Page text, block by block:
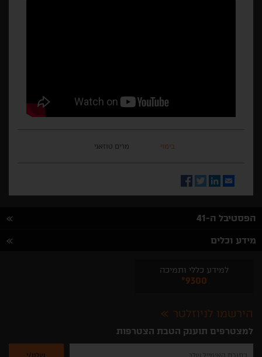
בימוי מרים טוזאני
Email
LinkedIn
Twitter
Facebook
הפסטיבל ה-41
מידע וכלים
למידע כללי ותמיכה
*9300
הירשמו לניוזלטר
למצטרפים תוענק הטבת הצטרפות
להזין